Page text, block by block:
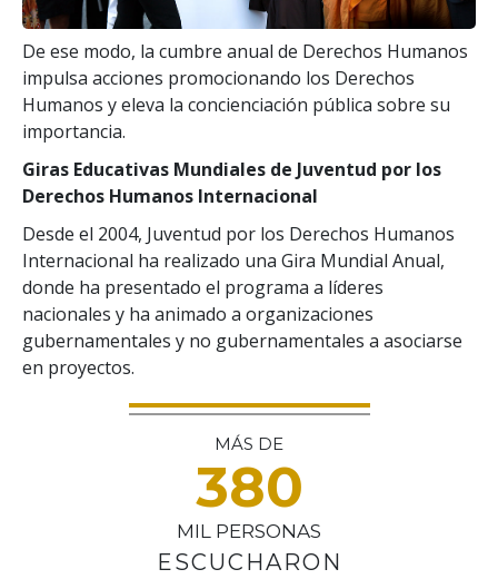
De ese modo, la cumbre anual de Derechos Humanos
impulsa acciones promocionando los Derechos
Humanos y eleva la concienciación pública sobre su
importancia.
Giras Educativas Mundiales de Juventud por los
Derechos Humanos Internacional
Desde el 2004, Juventud por los Derechos Humanos
Internacional ha realizado una Gira Mundial Anual,
donde ha presentado el programa a líderes
nacionales y ha animado a organizaciones
gubernamentales y no gubernamentales a asociarse
en proyectos.
MÁS DE
380
MIL PERSONAS
ESCUCHARON